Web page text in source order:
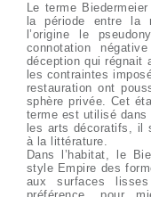
Le terme
la période entre la
l’origine le
connotation
déception qui régnait
les contraintes
restauration ont
sphère privée. Cet
terme est utilisé dans
les arts décoratifs, il
à la littérature.
Dans l’habitat, le
style Empire des
aux surfaces